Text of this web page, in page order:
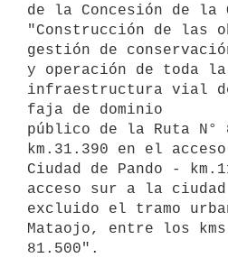
de la Concesión de la
"Construcción de las
gestión de
y operación de toda la
infraestructura vial
faja de dominio
público de la Ruta
km.31.390 en el
Ciudad de Pando -
acceso sur a la ciudad
excluido el tramo
Mataojo, entre los
81.500".